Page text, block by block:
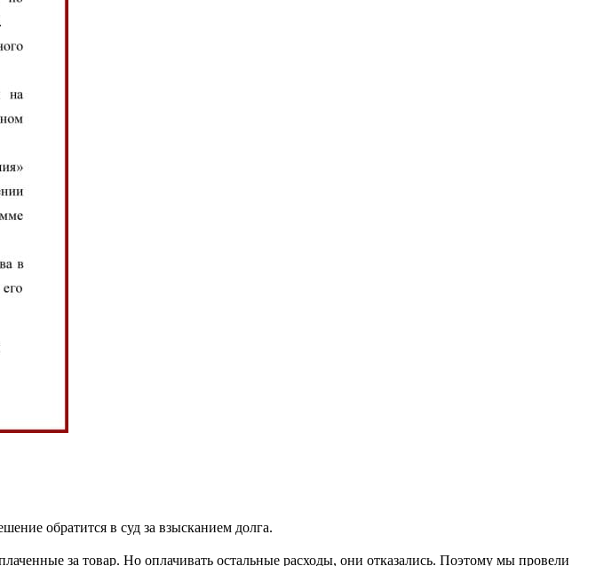
обратится в суд за взысканием долга.
за товар. Но оплачивать остальные расходы, они отказались. Поэтому мы провели